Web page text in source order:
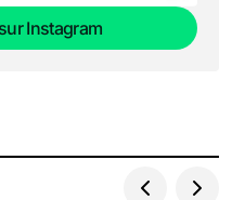
Instagram